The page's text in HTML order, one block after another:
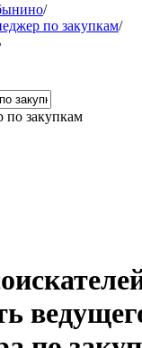
/
по закупкам/
по закупкам